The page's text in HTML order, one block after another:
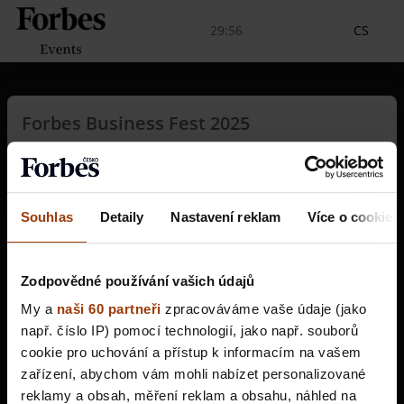
Souhlas Detaily Nastavení reklam Více o cookies
Zodpovědné používání vašich údajů
My a naši 60 partneři zpracováváme vaše údaje (jako
např. číslo IP) pomocí technologií, jako např. souborů
cookie pro uchování a přístup k informacím na vašem
zařízení, abychom vám mohli nabízet personalizované
reklamy a obsah, měření reklam a obsahu, náhled na
29:56 CS
Vstupenky momentálně nejsou k dispozici. Pro
více informací kontaktujte prosím organizátora.
Forbes Business Fest 2025
11.06.2025 (08:00) – 11.06.2025 (17:00)
Holešovická tržnice
Příští rok znovu a ještě větší! Sledujte sociální sítě
@czforbesbusinessfest a nenechte si utéct start prodeje.